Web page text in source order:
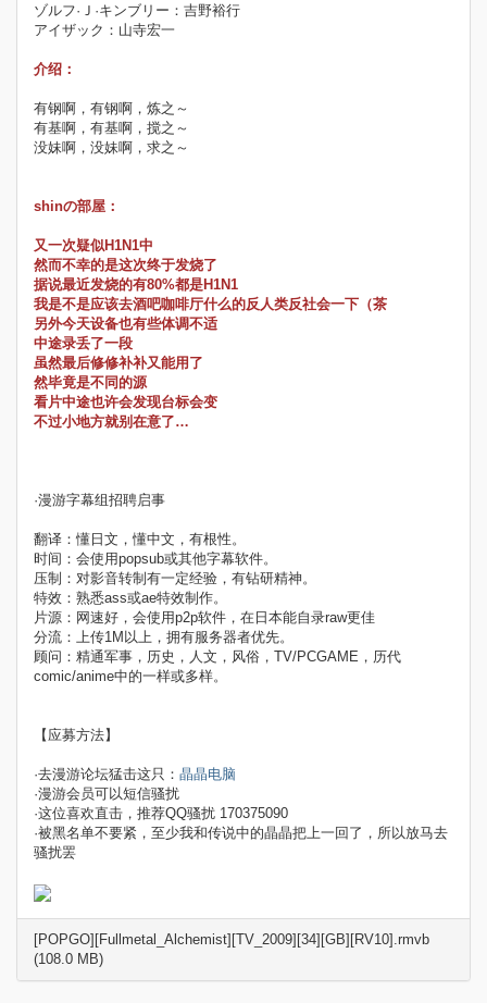
ゾルフ·Ｊ·キンブリー：吉野裕行
アイザック：山寺宏一
介绍：
有钢啊，有钢啊，炼之～
有基啊，有基啊，搅之～
没妹啊，没妹啊，求之～
shinの部屋：
又一次疑似H1N1中
然而不幸的是这次终于发烧了
据说最近发烧的有80%都是H1N1
我是不是应该去酒吧咖啡厅什么的反人类反社会一下（茶
另外今天设备也有些体调不适
中途录丢了一段
虽然最后修修补补又能用了
然毕竟是不同的源
看片中途也许会发现台标会变
不过小地方就别在意了…
·漫游字幕组招聘启事
翻译：懂日文，懂中文，有根性。
时间：会使用popsub或其他字幕软件。
压制：对影音转制有一定经验，有钻研精神。
特效：熟悉ass或ae特效制作。
片源：网速好，会使用p2p软件，在日本能自录raw更佳
分流：上传1M以上，拥有服务器者优先。
顾问：精通军事，历史，人文，风俗，TV/PCGAME，历代
comic/anime中的一样或多样。
【应募方法】
·去漫游论坛猛击这只： 晶晶电脑
·漫游会员可以短信骚扰
·这位喜欢直击，推荐QQ骚扰 170375090
·被黑名单不要紧，至少我和传说中的晶晶把上一回了，所以放马去
骚扰罢
[POPGO][Fullmetal_Alchemist][TV_2009][34][GB][RV10].rmvb
(108.0 MB)